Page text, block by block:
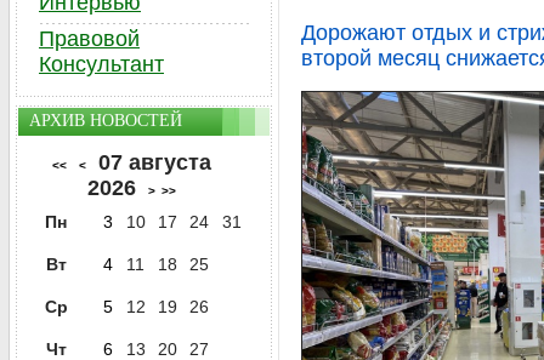
Дорожают отдых и
второй месяц
Правовой
Консультант
АРХИВ НОВОСТЕЙ
<< <
07 августа
2026
> >>
Пн 3 10 17 24 31
Вт 4 11 18 25
Ср 5 12 19 26
Чт 6 13 20
27